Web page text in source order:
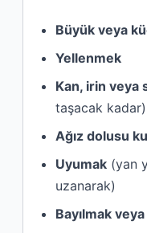
Büyük veya
Yellenmek
Kan, irin veya
taşacak kadar)
Ağız dolusu
Uyumak (yan
uzanarak)
Bayılmak